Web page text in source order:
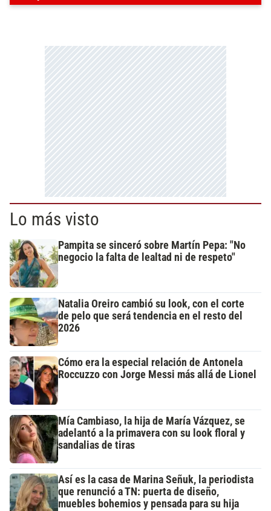
Lo más visto
Pampita se sinceró sobre Martín Pepa: "No
negocio la falta de lealtad ni de respeto"
Natalia Oreiro cambió su look, con el corte
de pelo que será tendencia en el resto del
2026
Cómo era la especial relación de Antonela
Roccuzzo con Jorge Messi más allá de Lionel
Mía Cambiaso, la hija de María Vázquez, se
adelantó a la primavera con su look floral y
sandalias de tiras
Así es la casa de Marina Señuk, la periodista
que renunció a TN: puerta de diseño,
muebles bohemios y pensada para su hija